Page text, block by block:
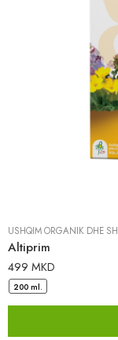
USHQIM ORGANIK DHE
Altiprim
499 MKD
200 ml.